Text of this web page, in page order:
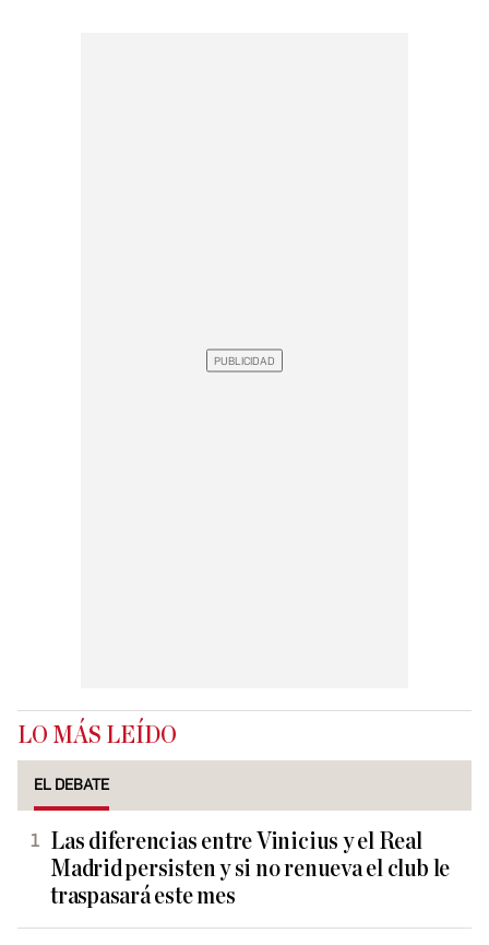
LO MÁS LEÍDO
EL DEBATE
Las diferencias entre Vinicius y el Real
Madrid persisten y si no renueva el club le
traspasará este mes